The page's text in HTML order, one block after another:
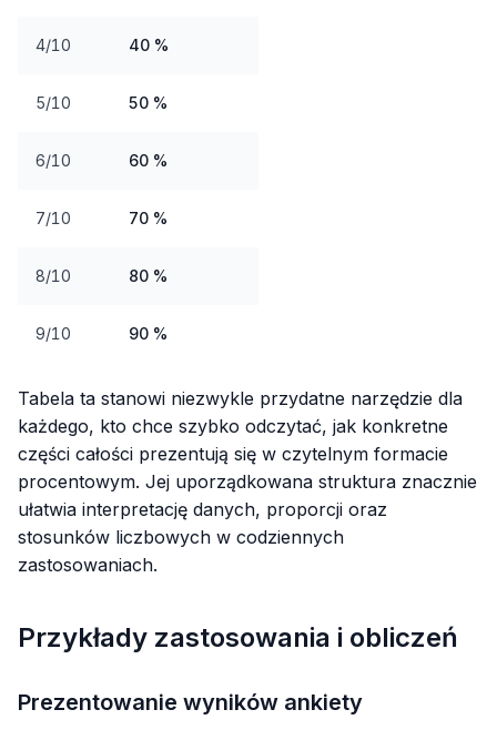
4/10 40 %
5/10 50 %
6/10 60 %
7/10 70 %
8/10 80 %
9/10 90 %
Tabela ta stanowi niezwykle przydatne narzędzie dla
każdego, kto chce szybko odczytać, jak konkretne
części całości prezentują się w czytelnym formacie
procentowym. Jej uporządkowana struktura znacznie
ułatwia interpretację danych, proporcji oraz
stosunków liczbowych w codziennych
zastosowaniach.
Przykłady zastosowania i obliczeń
Prezentowanie wyników ankiety